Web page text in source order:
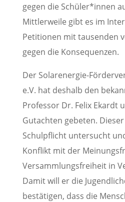
gegen die Schüler*innen
Mittlerweile gibt es im
Petitionen mit tausenden
gegen die Konsequenzen.
Der Solarenergie-
e.V. hat deshalb den
Professor Dr. Felix Ekardt
Gutachten gebeten.
Schulpflicht untersucht
Konflikt mit der
Versammlungsfreiheit in
Damit will er die
bestätigen, dass die